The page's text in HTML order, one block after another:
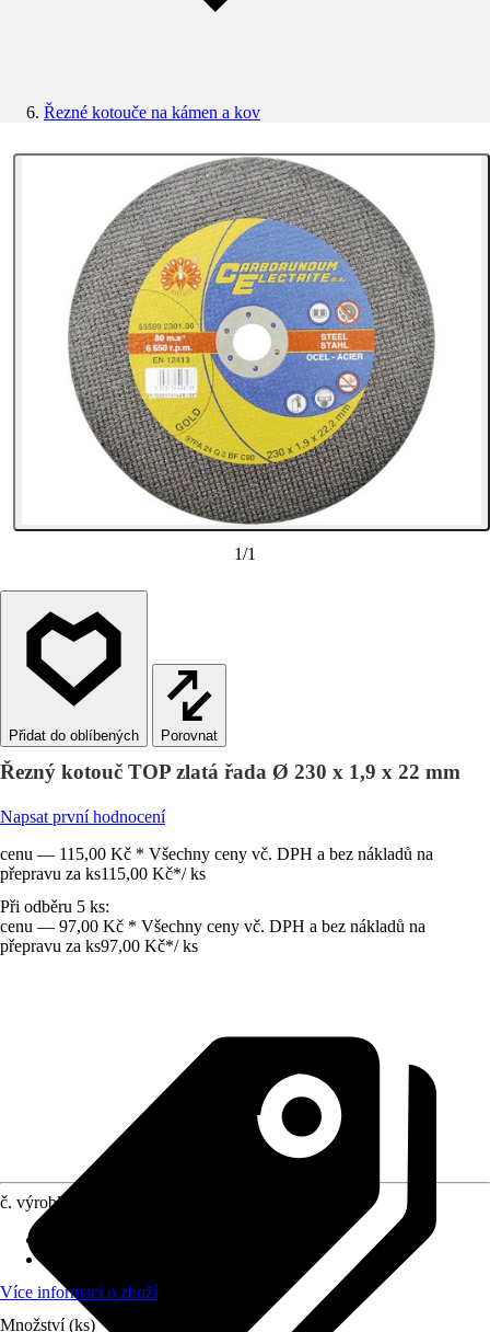
Řezné kotouče na kámen a kov
1/1
Porovnat
Řezný kotouč TOP zlatá řada Ø 230 x 1,9 x 22 mm
Napsat první hodnocení
cenu — 115,00 Kč * Všechny ceny vč. DPH a bez nákladů na
přepravu za ks115,00 Kč*/ ks
Při odběru 5 ks:
cenu — 97,00 Kč * Všechny ceny vč. DPH a bez nákladů na
přepravu za ks97,00 Kč*/ ks
č. výrobku
Více informací o zboží
Množství (ks)